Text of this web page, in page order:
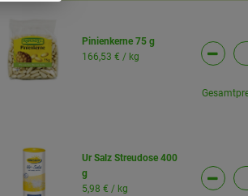
ändern
Pinienkerne 75 g
166,53 € / kg
ändern
Ur Salz Streudose 400
g
5,98 € / kg